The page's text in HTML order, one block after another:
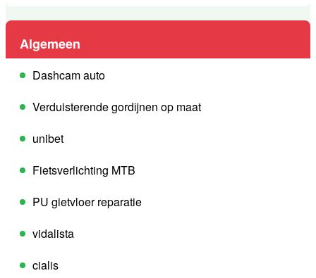
Algemeen
Dashcam auto
Verduisterende gordijnen op maat
unibet
Fietsverlichting MTB
PU gietvloer reparatie
vidalista
cialis